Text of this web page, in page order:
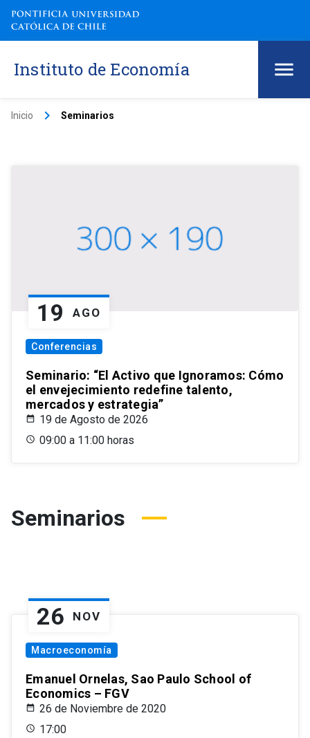
Instituto de Economía
Inicio keyboard_arrow_right Seminarios
19 AGO
Conferencias
Seminario: “El Activo que Ignoramos: Cómo
el envejecimiento redefine talento,
mercados y estrategia”
19 de Agosto de 2026
09:00 a 11:00 horas
Seminarios
26 NOV
Macroeconomía
Emanuel Ornelas, Sao Paulo School of
Economics – FGV
26 de Noviembre de 2020
17:00